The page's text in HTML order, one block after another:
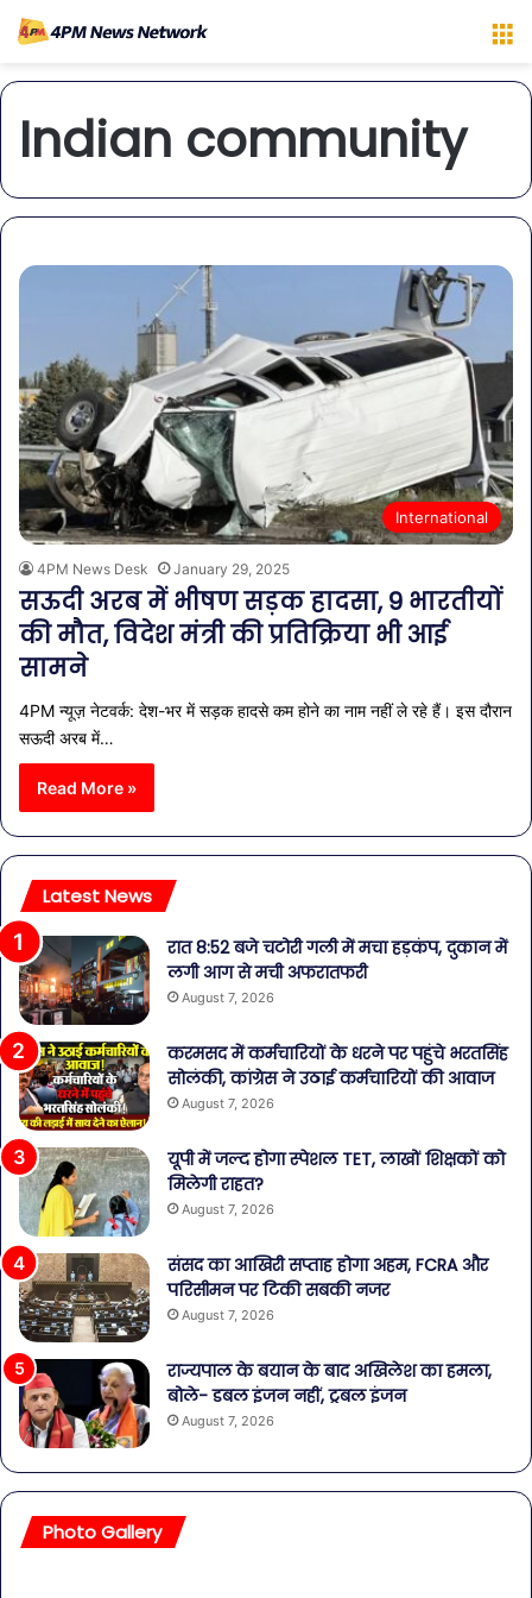
Indian community
International
4PM News Desk January 29, 2025
सऊदी अरब में भीषण सड़क हादसा, 9 भारतीयों
की मौत, विदेश मंत्री की प्रतिक्रिया भी आई
सामने
4PM न्यूज़ नेटवर्क: देश-भर में सड़क हादसे कम होने का नाम नहीं ले रहे हैं। इस दौरान
सऊदी अरब में…
Read More »
Latest News
रात 8:52 बजे चटोरी गली में मचा हड़कंप, दुकान में
लगी आग से मची अफरातफरी
August 7, 2026
करमसद में कर्मचारियों के धरने पर पहुंचे भरतसिंह
सोलंकी, कांग्रेस ने उठाई कर्मचारियों की आवाज
August 7, 2026
यूपी में जल्द होगा स्पेशल TET, लाखों शिक्षकों को
मिलेगी राहत?
August 7, 2026
संसद का आखिरी सप्ताह होगा अहम, FCRA और
परिसीमन पर टिकी सबकी नजर
August 7, 2026
राज्यपाल के बयान के बाद अखिलेश का हमला,
बोले- डबल इंजन नहीं, ट्रबल इंजन
August 7, 2026
Photo Gallery